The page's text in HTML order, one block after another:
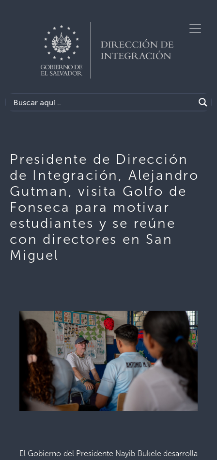
Presidente de Dirección
de Integración, Alejandro
Gutman, visita Golfo de
Fonseca para motivar
estudiantes y se reúne
con directores en San
Miguel
El Gobierno del Presidente Nayib Bukele desarrolla